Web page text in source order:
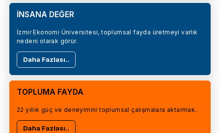
İNSANA DEĞER
İzmir Ekonomi Üniversitesi, toplumsal fayda üretmeyi varlık
nedeni olarak görür.
Daha Fazlası..
TOPLUMA FAYDA
22 yıllık güç ve deneyimini toplumsal çalışmalara aktarmak..
Daha Fazlası..